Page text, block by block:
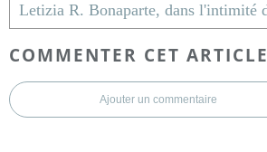
COMMENTER CET ARTICLE
Ajouter un commentaire